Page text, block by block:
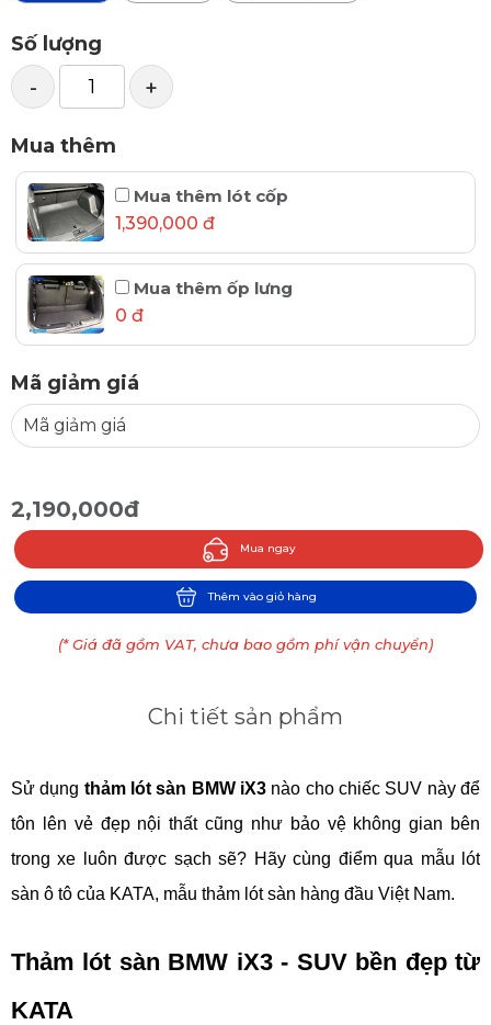
Số lượng
- +
Mua thêm
Mua thêm lót cốp
1,390,000 đ
Mua thêm ốp lưng
0 đ
Mã giảm giá
2,190,000đ
Mua ngay
Thêm vào giỏ hàng
(* Giá đã gồm VAT, chưa bao gồm phí vận chuyển)
Chi tiết sản phẩm
Sử dụng thảm lót sàn BMW iX3 nào cho chiếc SUV này để
tôn lên vẻ đẹp nội thất cũng như bảo vệ không gian bên
trong xe luôn được sạch sẽ? Hãy cùng điểm qua mẫu lót
sàn ô tô của KATA, mẫu thảm lót sàn hàng đầu Việt Nam.
Thảm lót sàn BMW iX3 - SUV bền đẹp từ
KATA